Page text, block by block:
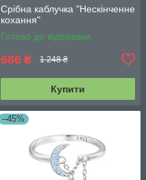
Срібна каблучка "Нескінченне
кохання"
Готово до відправки
686 ₴ 1 248 ₴
Купити
–45%